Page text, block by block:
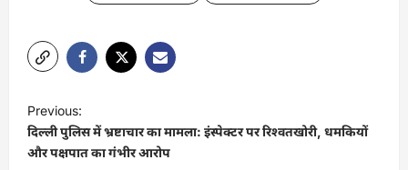
o
s
Previous:
दिल्ली पुलिस में भ्रष्टाचार का मामला: इंस्पेक्टर पर रिश्वतखोरी, धमकियों
और पक्षपात का गंभीर आरोप